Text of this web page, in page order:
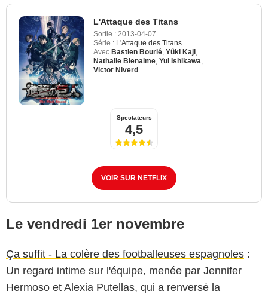
L'Attaque des Titans
Sortie : 2013-04-07
Série : L'Attaque des Titans
Avec Bastien Bourlé Yûki Kaji
Nathalie Bienaime Yui Ishikawa
Victor Niverd
Spectateurs
4,5
VOIR SUR NETFLIX
Le vendredi 1er novembre
Ça suffit - La colère des footballeuses espagnoles :
Un regard intime sur l'équipe, menée par Jennifer
Hermoso et Alexia Putellas, qui a renversé la